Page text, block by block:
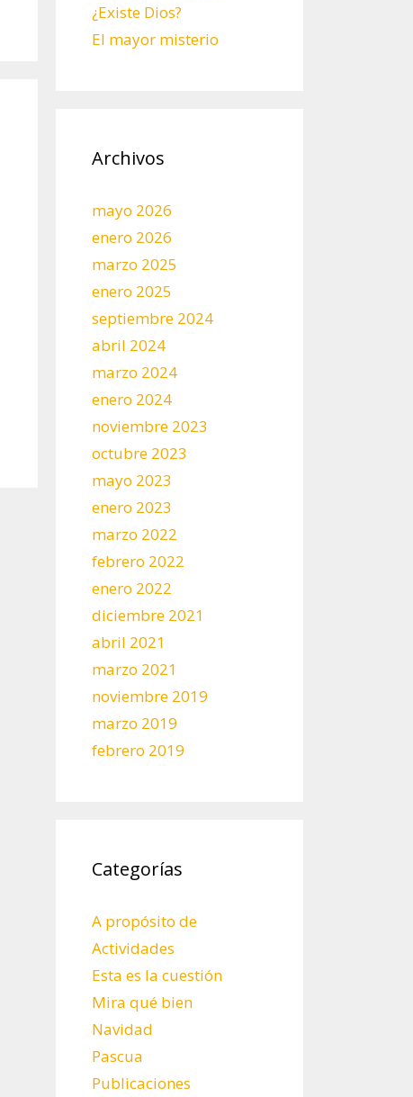
¿Existe Dios?
El mayor misterio
Archivos
mayo 2026
enero 2026
marzo 2025
enero 2025
septiembre 2024
abril 2024
marzo 2024
enero 2024
noviembre 2023
octubre 2023
mayo 2023
enero 2023
marzo 2022
febrero 2022
enero 2022
diciembre 2021
abril 2021
marzo 2021
noviembre 2019
marzo 2019
febrero 2019
Categorías
A propósito de
Actividades
Esta es la cuestión
Mira qué bien
Navidad
Pascua
Publicaciones